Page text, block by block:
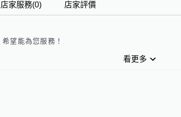
店家服務(0) 店家評價
希望能為您服務！
看更多